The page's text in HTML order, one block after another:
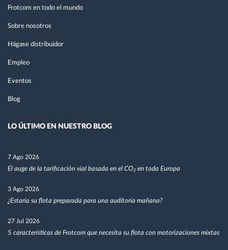
Frotcom en todo el mundo
Sobre nosotros
Hágase distribuidor
Empleo
Eventos
Blog
LO ÚLTIMO EN NUESTRO BLOG
7 Ago 2026
El auge de la tarificación vial basada en el CO₂ en toda Europa
3 Ago 2026
¿Estaría su flota preparada para una auditoría mañana?
27 Jul 2026
5 características de Frotcom que necesita su flota con motorizaciones mixtas